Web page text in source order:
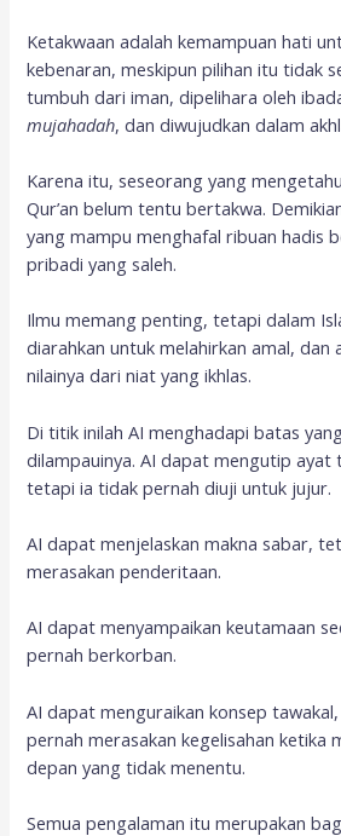
Ketakwaan adalah kemampuan hati
kebenaran, meskipun pilihan itu tidak
tumbuh dari iman, dipelihara oleh
mujahadah, dan diwujudkan dalam
Karena itu, seseorang yang
Qur’an belum tentu bertakwa.
yang mampu menghafal ribuan hadis
pribadi yang saleh.
Ilmu memang penting, tetapi dalam
diarahkan untuk melahirkan amal, dan
nilainya dari niat yang ikhlas.
Di titik inilah AI menghadapi batas
dilampauinya. AI dapat mengutip ayat
tetapi ia tidak pernah diuji untuk jujur.
AI dapat menjelaskan makna sabar,
merasakan penderitaan.
AI dapat menyampaikan keutamaan
pernah berkorban.
AI dapat menguraikan konsep
pernah merasakan kegelisahan ketika
depan yang tidak menentu.
Semua pengalaman itu merupakan